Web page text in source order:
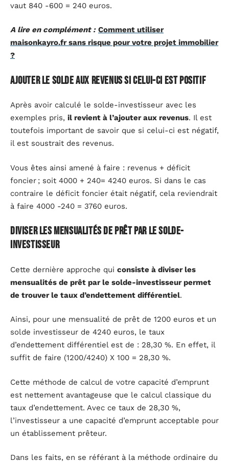
vaut 840 -600 = 240 euros.
A lire en complément : Comment utiliser
maisonkayro.fr sans risque pour votre projet immobilier
?
Ajouter le solde aux revenus si celui-ci est positif
Après avoir calculé le solde-investisseur avec les
exemples pris, il revient à l’ajouter aux revenus. Il est
toutefois important de savoir que si celui-ci est négatif,
il est soustrait des revenus.
Vous êtes ainsi amené à faire : revenus + déficit
foncier ; soit 4000 + 240= 4240 euros. Si dans le cas
contraire le déficit foncier était négatif, cela reviendrait
à faire 4000 -240 = 3760 euros.
Diviser les mensualités de prêt par le solde-
investisseur
Cette dernière approche qui consiste à diviser les
mensualités de prêt par le solde-investisseur permet
de trouver le taux d’endettement différentiel.
Ainsi, pour une mensualité de prêt de 1200 euros et un
solde investisseur de 4240 euros, le taux
d’endettement différentiel est de : 28,30 %. En effet, il
suffit de faire (1200/4240) X 100 = 28,30 %.
Cette méthode de calcul de votre capacité d’emprunt
est nettement avantageuse que le calcul classique du
taux d’endettement. Avec ce taux de 28,30 %,
l’investisseur a une capacité d’emprunt acceptable pour
un établissement prêteur.
Dans les faits, en se référant à la méthode ordinaire du